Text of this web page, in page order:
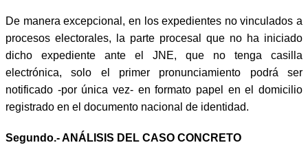
De manera excepcional, en los expedientes no vinculados a
procesos electorales, la parte procesal que no ha iniciado
dicho expediente ante el JNE, que no tenga casilla
electrónica, solo el primer pronunciamiento podrá ser
notificado -por única vez- en formato papel en el domicilio
registrado en el documento nacional de identidad.
Segundo.- ANÁLISIS DEL CASO CONCRETO